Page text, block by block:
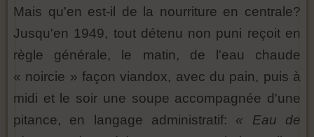
Mais qu'en est-il de la nourriture en centrale?
Jusqu'en 1949, tout détenu non puni reçoit en
règle générale, le matin, de l'eau chaude
« noircie » façon viandox, avec du pain, puis à
midi et le soir une soupe accompagnée d'une
pitance, en langage administratif: « Eau de